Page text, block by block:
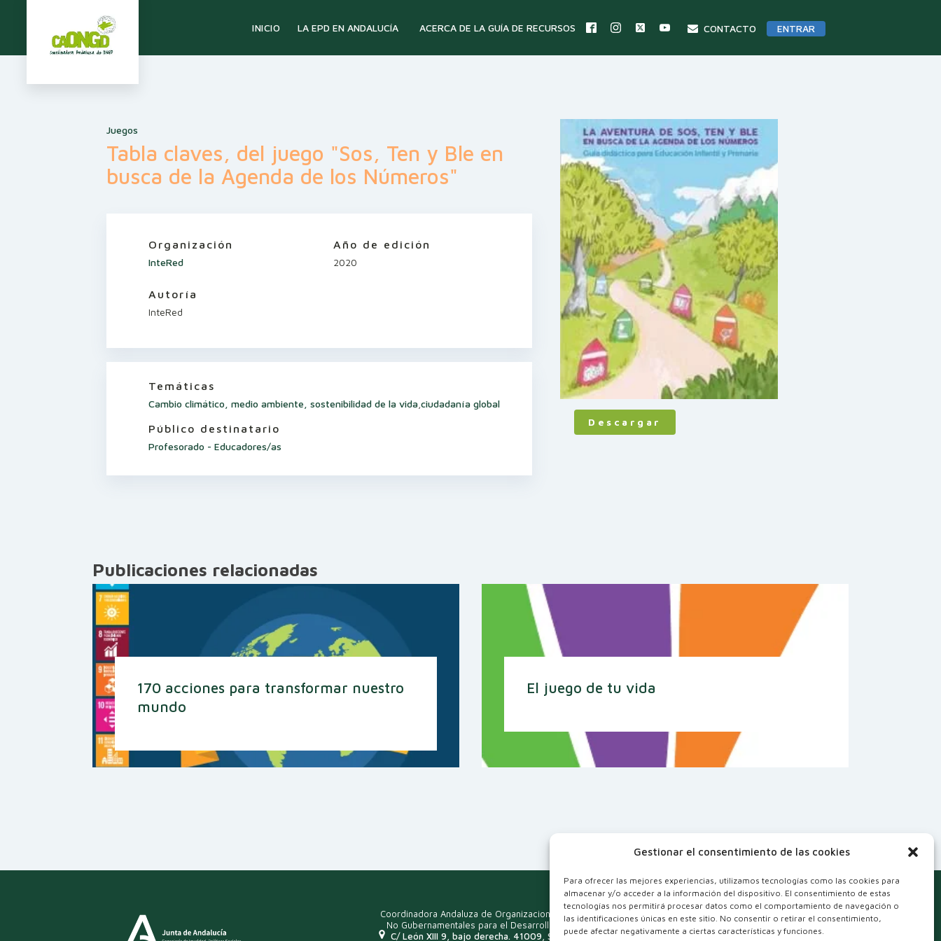
Gestionar el consentimiento de las cookies
Para ofrecer las mejores experiencias, utilizamos tecnologías como las cookies para
almacenar y/o acceder a la información del dispositivo. El consentimiento de estas
tecnologías nos permitirá procesar datos como el comportamiento de navegación o
las identificaciones únicas en este sitio. No consentir o retirar el consentimiento,
puede afectar negativamente a ciertas características y funciones.
INICIO LA EPD EN ANDALUCÍA ACERCA DE LA GUÍA DE RECURSOS CONTACTO ENTRAR
Descargar
Juegos
Tabla claves, del juego "Sos, Ten y Ble en
busca de la Agenda de los Números"
Organización
InteRed
Año de edición
2020
Autoría
InteRed
Temáticas
Cambio climático, medio ambiente, sostenibilidad de la vida ciudadanía global
Público destinatario
Profesorado - Educadores/as
Publicaciones relacionadas
170 acciones para transformar nuestro
mundo
El juego de tu vida
Coordinadora Andaluza de Organizaciones
No Gubernamentales para el Desarrollo
C/ León XIII 9, bajo derecha. 41009, Sevilla